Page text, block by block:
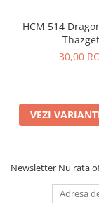
HCM 514
30,00
VEZI
Newsletter Nu rata